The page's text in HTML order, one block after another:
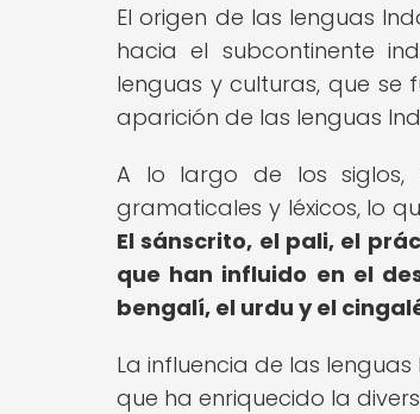
El origen de las lenguas
hacia el subcontinente
lenguas y culturas, que
aparición de las lenguas
A lo largo de los siglos,
gramaticales y léxicos, lo
El sánscrito, el pali, el
que han influido en el
bengalí, el urdu y el
La influencia de las
que ha enriquecido la